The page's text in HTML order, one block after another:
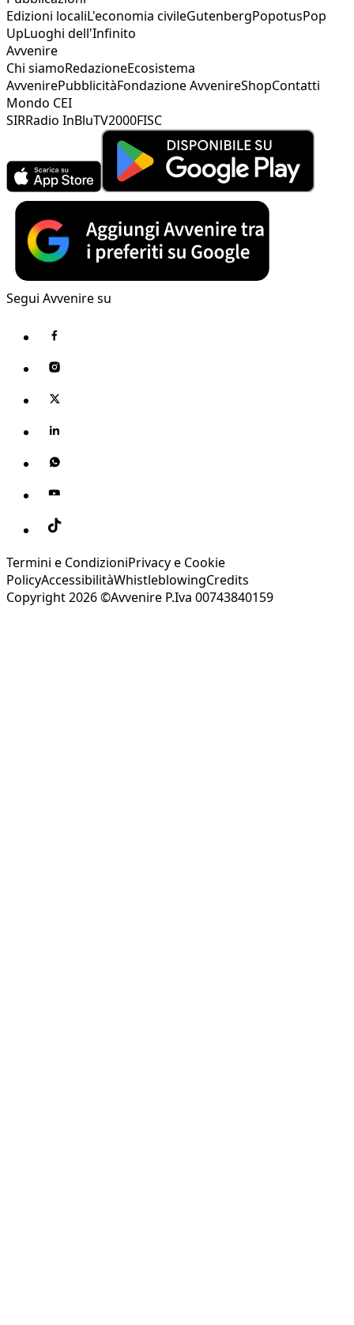
Edizioni localiL'economia civileGutenbergPopotusPop
UpLuoghi dell'Infinito
Avvenire
Chi siamoRedazioneEcosistema
AvvenirePubblicitàFondazione AvvenireShopContatti
Mondo CEI
SIRRadio InBluTV2000FISC
Segui Avvenire su
Termini e CondizioniPrivacy e Cookie
PolicyAccessibilitàWhistleblowingCredits
Copyright 2026 ©Avvenire P.Iva 00743840159